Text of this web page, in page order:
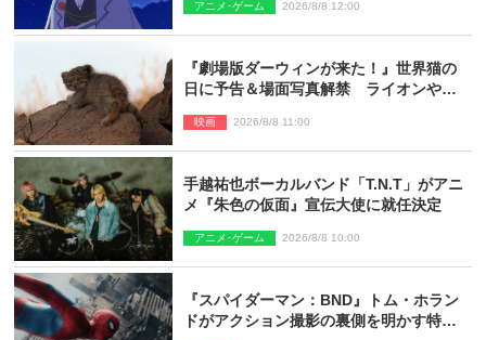
アニメ･ゲーム 2026/8/8 12:00
『劇場版ダーウィンが来た！』世界猫の
日に予告＆場面写真解禁 ライオンやマ
映画 2026/8/8 11:00
手越祐也ボーカルバンド「T.N.T」がアニ
メ『朱色の仮面』宣伝大使に就任決定
アニメ･ゲーム 2026/8/8 10:00
『スパイダーマン：BND』トム・ホラン
ドがアクション撮影の裏側を明かす特別